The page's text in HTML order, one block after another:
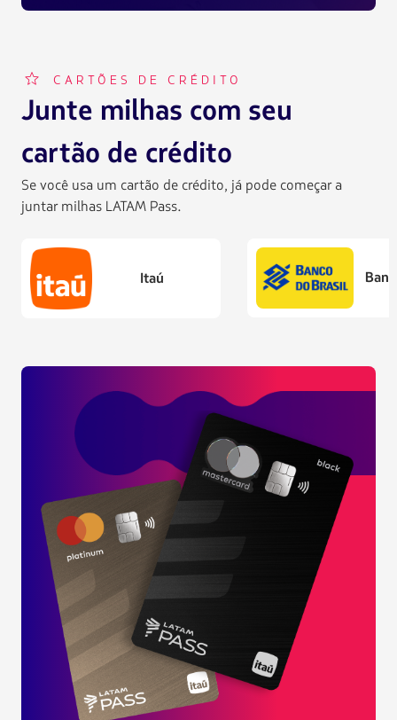
FFP002 CARTÕES DE CRÉDITO
Junte milhas com seu
cartão de crédito
Se você usa um cartão de crédito, já pode começar a
juntar milhas LATAM Pass.
Itaú